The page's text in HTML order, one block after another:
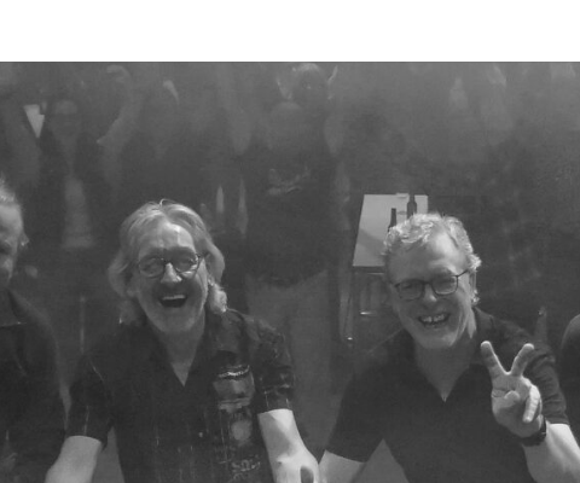
THE
BEAT
Die Beste
Beatmusik
60er, 70er